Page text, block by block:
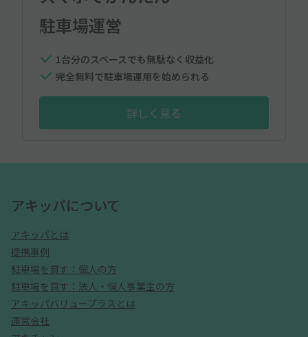
駐車場運営
1台分のスペースでも無駄なく収益化
完全無料で駐車場運用を始められる
詳しく見る
アキッパについて
アキッパとは
提携事例
駐車場を貸す：個人の方
駐車場を貸す：法人・個人事業主の方
アキッパバリュープラスとは
運営会社